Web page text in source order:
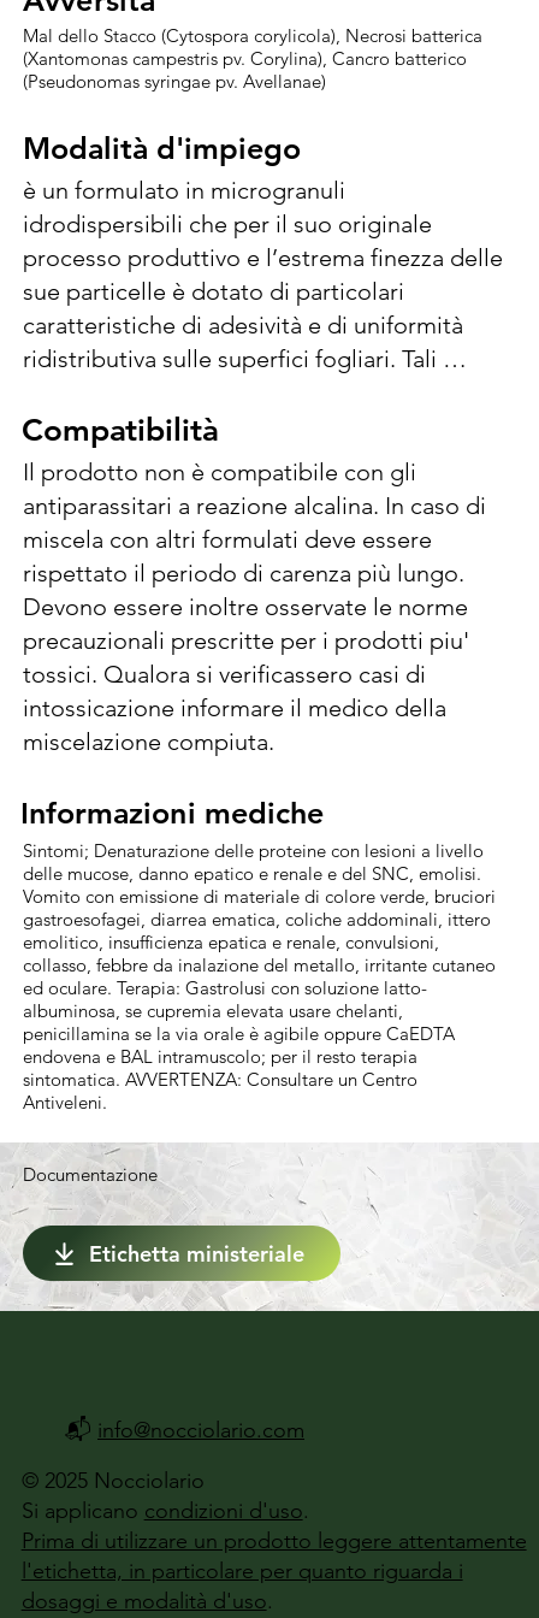
Etichetta ministeriale
Documentazione
Mal dello Stacco (Cytospora corylicola), Necrosi batterica
(Xantomonas campestris pv. Corylina), Cancro batterico
(Pseudonomas syringae pv. Avellanae)
Modalità d'impiego
Modalità d'impiego
è un formulato in microgranuli
idrodispersibili che per il suo originale
processo produttivo e l’estrema finezza delle
sue particelle è dotato di particolari
caratteristiche di adesività e di uniformità
ridistributiva sulle superfici fogliari. Tali
efficacia fungicida e battericida ed una
sensibile riduzione delle dosi unitarie di
rame con conseguenti vantaggi anche sotto
il profilo dell’impatto ambientale. Efficace
contro Mal dello Stacco (Cytospora
corylicola), attività collaterale contro Necrosi
batterica (Xantomonas campestris pv.
Corylina), Cancro batterico (Pseudonomas
syringae pv. Avellanae). Trattamenti autunno
invernali. 175-185 g/hl (1,75-1,85 Kg/ha).
Massimo 2 applicazioni per ciclo colturale.
Le dosi sopra indicate si riferiscono a
trattamenti effettuati con pompe a volume
normale (1000-1500 l/ha). Nel caso di
trattementi a volume ridotto, adeguare le
concentrazioni per mantenere costante la
dose per ettaro.
Compatibilità
Compatibilità
Il prodotto non è compatibile con gli
antiparassitari a reazione alcalina. In caso di
miscela con altri formulati deve essere
rispettato il periodo di carenza più lungo.
Devono essere inoltre osservate le norme
precauzionali prescritte per i prodotti piu'
tossici. Qualora si verificassero casi di
intossicazione informare il medico della
miscelazione compiuta.
Informazioni mediche
Informazioni mediche
Sintomi; Denaturazione delle proteine con lesioni a livello
delle mucose, danno epatico e renale e del SNC, emolisi.
Vomito con emissione di materiale di colore verde, bruciori
gastroesofagei, diarrea ematica, coliche addominali, ittero
emolitico, insufficienza epatica e renale, convulsioni,
collasso, febbre da inalazione del metallo, irritante cutaneo
ed oculare. Terapia: Gastrolusi con soluzione latto-
albuminosa, se cupremia elevata usare chelanti,
penicillamina se la via orale è agibile oppure CaEDTA
endovena e BAL intramuscolo; per il resto terapia
sintomatica. AVVERTENZA: Consultare un Centro
Antiveleni.
© 2025 Nocciolario
Si applicano condizioni d'uso.
Prima di utilizzare un prodotto leggere attentamente
l'etichetta, in particolare per quanto riguarda i
dosaggi e modalità d'uso.
📬 info@nocciolario.com